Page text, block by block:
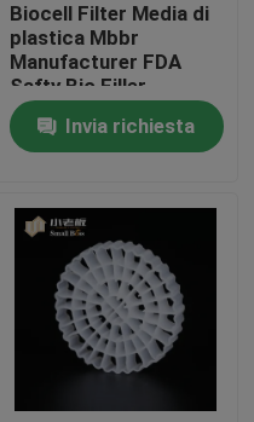
Biocell Filter Media di
plastica Mbbr
Manufacturer FDA
Safty Bio Filler
Invia richiesta